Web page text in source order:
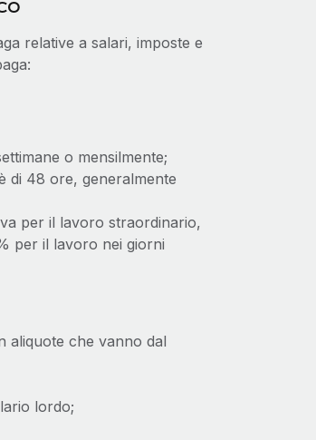
relative a salari, imposte e
o mensilmente;
di 48 ore, generalmente
per il lavoro straordinario,
per il lavoro nei giorni
aliquote che vanno dal
lordo;